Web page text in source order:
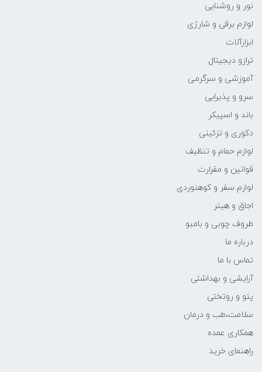
نور و روشنایی
لوازم برقی و شارژی
ابزارآلات
ترازو دیجیتال
آموزشی و سرگرمی
سرو و پذیرایی
باند و اسپیکر
دکوری و تزئینی
لوازم حمام و تنظیف
قوانین و مقرارت
لوازم سفر و کوهنوردی
اجاق و هیتر
ظروف چوبی و بامبو
درباره ما
تماس با ما
آرایشی و بهداشتی
پتو و روتختی
سلامت،طب و درمان
همکاری عمده
راهنمای خرید